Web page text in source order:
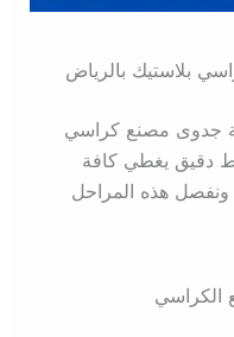
بلاستيك بالرياض
جدوى مصنع كراسي
دقيق يغطي كافة
ونفصل هذه المراحل
الكراسي